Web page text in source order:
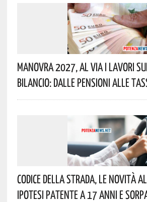
Manovra 2027, Al Via I Lavori
Bilancio: Dalle Pensioni Alle
Codice Della Strada, Le Novità
Ipotesi Patente A 17 Anni E